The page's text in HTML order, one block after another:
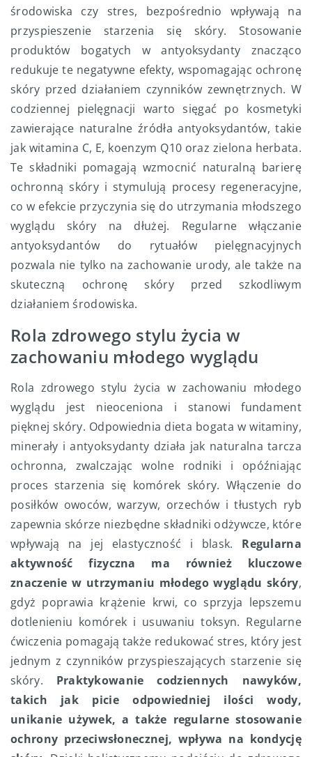
środowiska czy stres, bezpośrednio wpływają na
przyspieszenie starzenia się skóry. Stosowanie
produktów bogatych w antyoksydanty znacząco
redukuje te negatywne efekty, wspomagając ochronę
skóry przed działaniem czynników zewnętrznych. W
codziennej pielęgnacji warto sięgać po kosmetyki
zawierające naturalne źródła antyoksydantów, takie
jak witamina C, E, koenzym Q10 oraz zielona herbata.
Te składniki pomagają wzmocnić naturalną barierę
ochronną skóry i stymulują procesy regeneracyjne,
co w efekcie przyczynia się do utrzymania młodszego
wyglądu skóry na dłużej. Regularne włączanie
antyoksydantów do rytuałów pielęgnacyjnych
pozwala nie tylko na zachowanie urody, ale także na
skuteczną ochronę skóry przed szkodliwym
działaniem środowiska.
Rola zdrowego stylu życia w
zachowaniu młodego wyglądu
Rola zdrowego stylu życia w zachowaniu młodego
wyglądu jest nieoceniona i stanowi fundament
pięknej skóry. Odpowiednia dieta bogata w witaminy,
minerały i antyoksydanty działa jak naturalna tarcza
ochronna, zwalczając wolne rodniki i opóźniając
proces starzenia się komórek skóry. Włączenie do
posiłków owoców, warzyw, orzechów i tłustych ryb
zapewnia skórze niezbędne składniki odżywcze, które
wpływają na jej elastyczność i blask. Regularna
aktywność fizyczna ma również kluczowe
znaczenie w utrzymaniu młodego wyglądu skóry,
gdyż poprawia krążenie krwi, co sprzyja lepszemu
dotlenieniu komórek i usuwaniu toksyn. Regularne
ćwiczenia pomagają także redukować stres, który jest
jednym z czynników przyspieszających starzenie się
skóry. Praktykowanie codziennych nawyków,
takich jak picie odpowiedniej ilości wody,
unikanie używek, a także regularne stosowanie
ochrony przeciwsłonecznej, wpływa na kondycję